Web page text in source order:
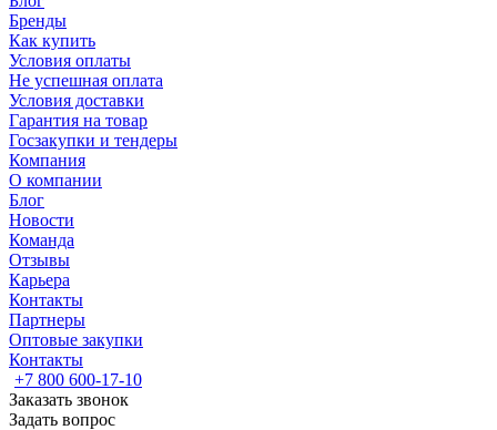
Бренды
Как купить
Условия оплаты
Не успешная оплата
Условия доставки
Гарантия на товар
Госзакупки и тендеры
Компания
О компании
Блог
Новости
Команда
Отзывы
Карьера
Контакты
Партнеры
Оптовые закупки
Контакты
+7 800 600-17-10
Заказать звонок
Задать вопрос